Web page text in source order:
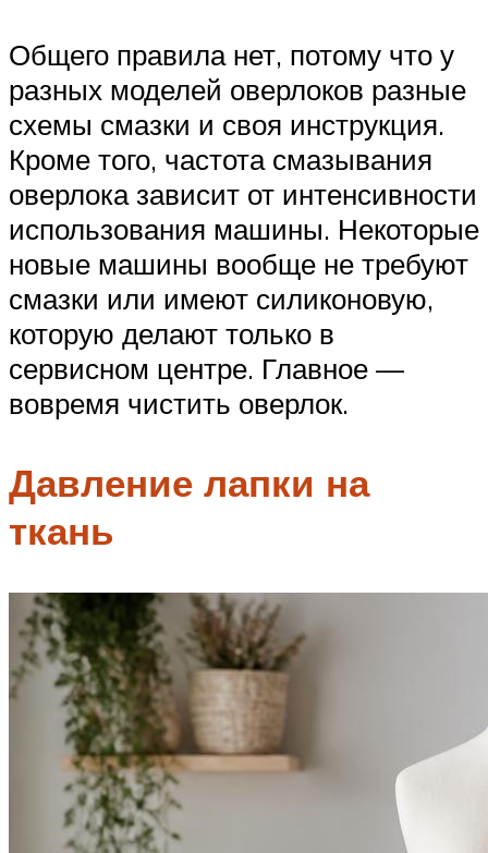
Общего правила нет, потому что у
разных моделей оверлоков разные
схемы смазки и своя инструкция.
Кроме того, частота смазывания
оверлока зависит от интенсивности
использования машины. Некоторые
новые машины вообще не требуют
смазки или имеют силиконовую,
которую делают только в
сервисном центре. Главное —
вовремя чистить оверлок.
Давление лапки на
ткань